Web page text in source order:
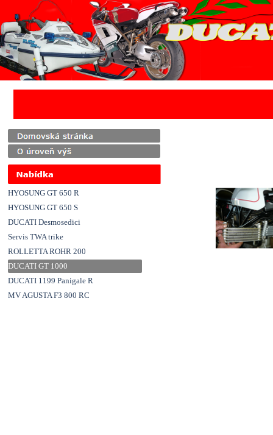
Přejít na obsah
HYOSUNG GT 650 R
HYOSUNG GT 650 S
DUCATI Desmosedici
Servis TWA trike
ROLLETTA ROHR 200
DUCATI GT 1000
DUCATI 1199 Panigale R
MV AGUSTA F3 800 RC